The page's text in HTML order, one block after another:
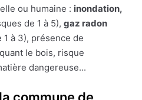
ou humaine : inondation,
de 1 à 5), gaz radon
à 3), présence de
le bois, risque
dangereuse...
commune de